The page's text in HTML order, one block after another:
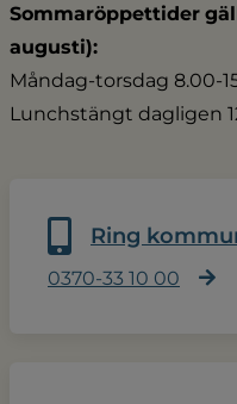
Sommaröppettider
augusti):
Måndag-torsdag 8.00-
Lunchstängt dagligen
Ring
0370-33 10 00